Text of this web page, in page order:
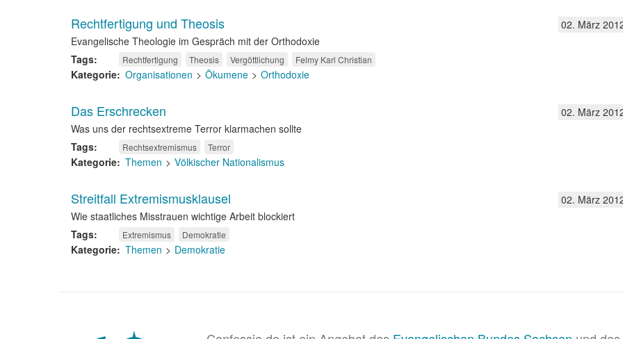
02. März
Rechtfertigung und Theosis
Evangelische Theologie im Gespräch mit der Orthodoxie
Tags
Rechtfertigung Theosis Vergöttlichung Felmy Karl Christian
Kategorie Organisationen Ökumene Orthodoxie
02. März
Das Erschrecken
Was uns der rechtsextreme Terror klarmachen sollte
Tags
Rechtsextremismus Terror
Kategorie Themen Völkischer Nationalismus
02. März
Streitfall Extremismusklausel
Wie staatliches Misstrauen wichtige Arbeit blockiert
Tags
Extremismus Demokratie
Kategorie Themen Demokratie